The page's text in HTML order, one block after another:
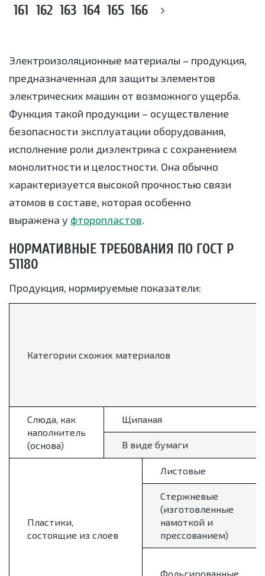
161
162 163 164 165 166
Электроизоляционные материалы – продукция,
предназначенная для защиты элементов
электрических машин от возможного ущерба.
Функция такой продукции – осуществление
безопасности эксплуатации оборудования,
исполнение роли диэлектрика с сохранением
монолитности и целостности. Она обычно
характеризуется высокой прочностью связи
атомов в составе, которая особенно
выражена у фторопластов.
НОРМАТИВНЫЕ ТРЕБОВАНИЯ ПО ГОСТ Р
51180
Продукция, нормируемые показатели:
Категории схожих материалов
Слюда, как
наполнитель
(основа)
Щипаная
В виде бумаги
Пластики,
состоящие из слоев
Листовые
Стержневые
(изготовленные
намоткой и
прессованием)
Фольгированные